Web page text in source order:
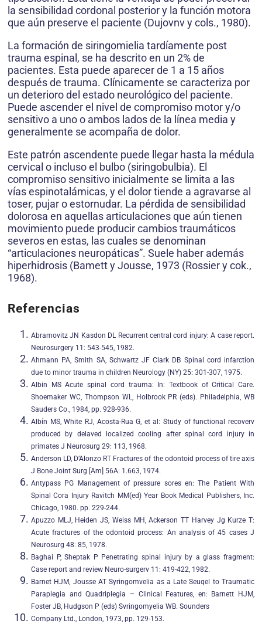
la sensibilidad cordonal posterior y la función motora
que aún preserve el paciente (Dujovnv y cols., 1980).
La formación de siringomielia tardíamente post
trauma espinal, se ha descrito en un 2% de
pacientes. Esta puede aparecer de 1 a 15 años
después de trauma. Clínicamente se caracteriza por
un deterioro del estado neurológico del paciente.
Puede ascender el nivel de compromiso motor y/o
sensitivo a uno o ambos lados de la línea media y
generalmente se acompaña de dolor.
Este patrón ascendente puede llegar hasta la médula
cervical o incluso el bulbo (siringobulbia). El
compromiso sensitivo inicialmente se limita a las
vías espinotalámicas, y el dolor tiende a agravarse al
toser, pujar o estornudar. La pérdida de sensibilidad
dolorosa en aquellas articulaciones que aún tienen
movimiento puede producir cambios traumáticos
severos en estas, las cuales se denominan
“articulaciones neuropáticas”. Suele haber además
hiperhidrosis (Bamett y Jousse, 1973 (Rossier y cok.,
1968).
Referencias
Abramovitz JN Kasdon DL Recurrent central cord injury: A case report.
Neurosurgery 11: 543-545, 1982.
Ahmann PA, Smith SA, Schwartz JF Clark DB Spinal cord infarction
due to minor trauma in children Neurology (NY) 25: 301-307, 1975.
Albin MS Acute spinal cord trauma: In: Textbook of Critical Care.
Shoemaker WC, Thompson WL, Holbrook PR (eds). Philadelphia, WB
Sauders Co., 1984, pp. 928-936.
Albín MS, White RJ, Acosta-Rua G, et al: Study of functional recoverv
produced by delaved localized cooling after spinal cord injury in
primates J Neurosurg 29: 113, 1968.
Anderson LD, D’Alonzo RT Fractures of the odontoid process of tire axis
J Bone Joint Surg [Am] 56A: 1.663, 1974.
Antypass PG Management of pressure sores en: The Patient With
Spinal Cora Injury Ravitch MM(ed) Year Book Medical Publishers, Inc.
Chicago, 1980. pp. 229-244.
Apuzzo MLJ, Heiden JS, Weiss MH, Ackerson TT Harvey Jg Kurze T:
Acute fractures of the odontoid process: An analysis of 45 cases J
Neurosurg 48: 85, 1978.
Baghai P, Sheptak P Penetrating spinal injury by a glass fragment:
Case report and review Neuro-surgerv 11: 419-422, 1982.
Barnet HJM, Jousse AT Syringomvelia as a Late Seuqel to Traumatic
Paraplegia and Quadriplegia – Clinical Features, en: Barnett HJM,
Foster JB, Hudgson P (eds) Svringomyelia WB. Sounders
Company Ltd., London, 1973, pp. 129-153.